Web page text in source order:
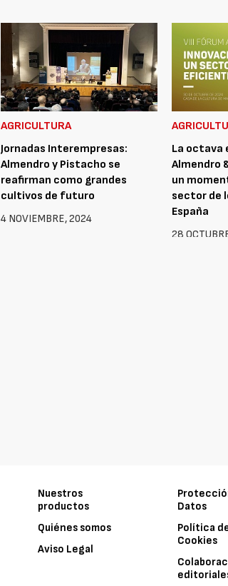
AGRICULTURA
Jornadas Interempresas:
Almendro y Pistacho se
reafirman como grandes
cultivos de futuro
4 NOVIEMBRE, 2024
La octava
Almendro
un
sector de
España
28
Nuestros
productos
Quiénes somos
Aviso Legal
Datos
Política
Cookies